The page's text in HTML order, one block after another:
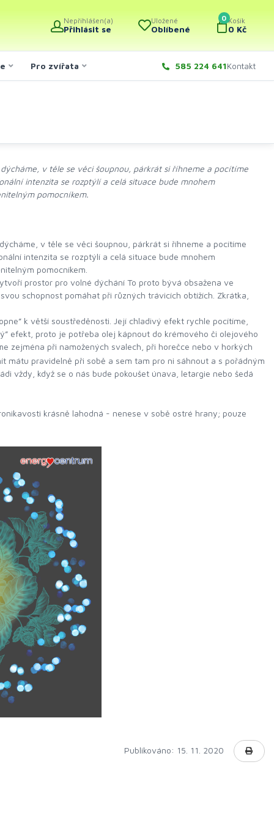
Nepřihlášen(a)
Přihlásit se
Uložené
Oblíbené
0 Košík
0 Kč
Pro zvířata 585 224 641Kontakt
v těle se věci šoupnou, párkrát si říhneme a pocítíme
intenzita se rozptýlí a celá situace bude mnohem
pomocníkem.
v těle se věci šoupnou, párkrát si říhneme a pocítíme
intenzita se rozptýlí a celá situace bude mnohem
pomocníkem.
prostor pro volné dýchání To proto bývá obsažena ve
schopnost pomáhat při různých trávicích obtížích. Zkrátka,
k větší soustředěnosti. Její chladivý efekt rychle pocítíme,
efekt, proto je potřeba olej kápnout do krémového či olejového
zejména při namožených svalech, při horečce nebo v horkých
mátu pravidelně při sobě a sem tam pro ni sáhnout a s pořádným
vždy, když se o nás bude pokoušet únava, letargie nebo šedá
krásně lahodná - nenese v sobě ostré hrany; pouze
Publikováno: 15. 11. 2020